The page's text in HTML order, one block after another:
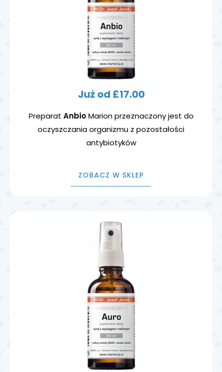
Już od £17.00
Preparat AnbioMarion przeznaczony jest do
oczyszczania organizmu z pozostałości
antybiotyków
ZOBACZ W SKLEP